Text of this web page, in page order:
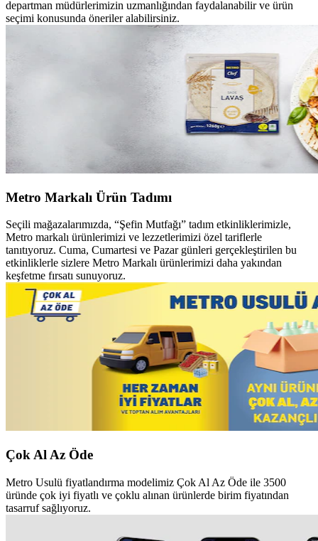
departman müdürlerimizin uzmanlığından faydalanabilir ve ürün
seçimi konusunda öneriler alabilirsiniz.
Metro Markalı Ürün Tadımı
Seçili mağazalarımızda, “Şefin Mutfağı” tadım etkinliklerimizle,
Metro markalı ürünlerimizi ve lezzetlerimizi özel tariflerle
tanıtıyoruz. Cuma, Cumartesi ve Pazar günleri gerçekleştirilen bu
etkinliklerle sizlere Metro Markalı ürünlerimizi daha yakından
keşfetme fırsatı sunuyoruz.
Çok Al Az Öde
Metro Usulü fiyatlandırma modelimiz Çok Al Az Öde ile 3500
üründe çok iyi fiyatlı ve çoklu alınan ürünlerde birim fiyatından
tasarruf sağlıyoruz.